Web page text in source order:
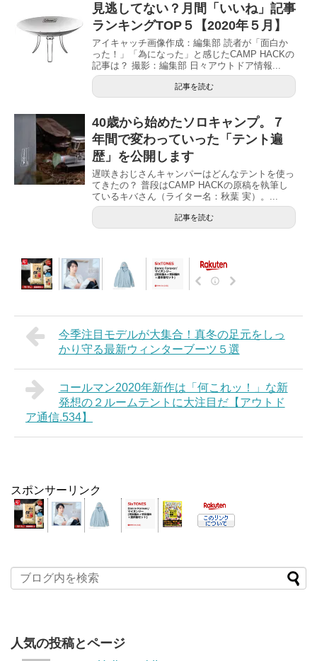
見逃してない？月間「いいね」記事
ランキングTOP５【2020年５月】
アイキャッチ画像作成：編集部 読者が「面白か
った！」「為になった」と感じたCAMP HACKの
記事は？ 撮影：編集部 日々アウトドア情報...
記事を読む
40歳から始めたソロキャンプ。７
年間で変わっていった「テント遍
歴」を公開します
遅咲きおじさんキャンパーはどんなテントを使っ
てきたの？ 普段はCAMP HACKの原稿を執筆し
ているキバさん（ライター名：秋葉 実）。...
記事を読む
今季注目モデルが大集合！真冬の足元をしっ
かり守る最新ウィンターブーツ５選
コールマン2020年新作は「何これッ！」な新
発想の２ルームテントに大注目だ【アウトド
ア通信.534】
スポンサーリンク
人気の投稿とページ